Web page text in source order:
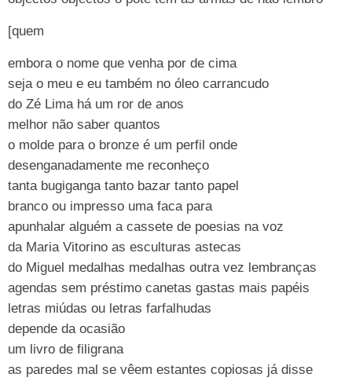
[quem
embora o nome que venha por de cima
seja o meu e eu também no óleo carrancudo
do Zé Lima há um ror de anos
melhor não saber quantos
o molde para o bronze é um perfil onde
desenganadamente me reconheço
tanta bugiganga tanto bazar tanto papel
branco ou impresso uma faca para
apunhalar alguém a cassete de poesias na voz
da Maria Vitorino as esculturas astecas
do Miguel medalhas medalhas outra vez lembranças
agendas sem préstimo canetas gastas mais papéis
letras miúdas ou letras farfalhudas
depende da ocasião
um livro de filigrana
as paredes mal se vêem estantes copiosas já disse